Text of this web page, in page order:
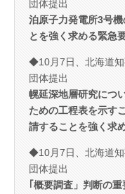
団体提出
泊原子力発電所3号
とを強く求める緊急
◆10月7日、北海道知
団体提出
幌延深地層研究につ
ための工程表を示す
請することを強く求
◆10月7日、北海道知
団体提出
｢概要調査」判断の